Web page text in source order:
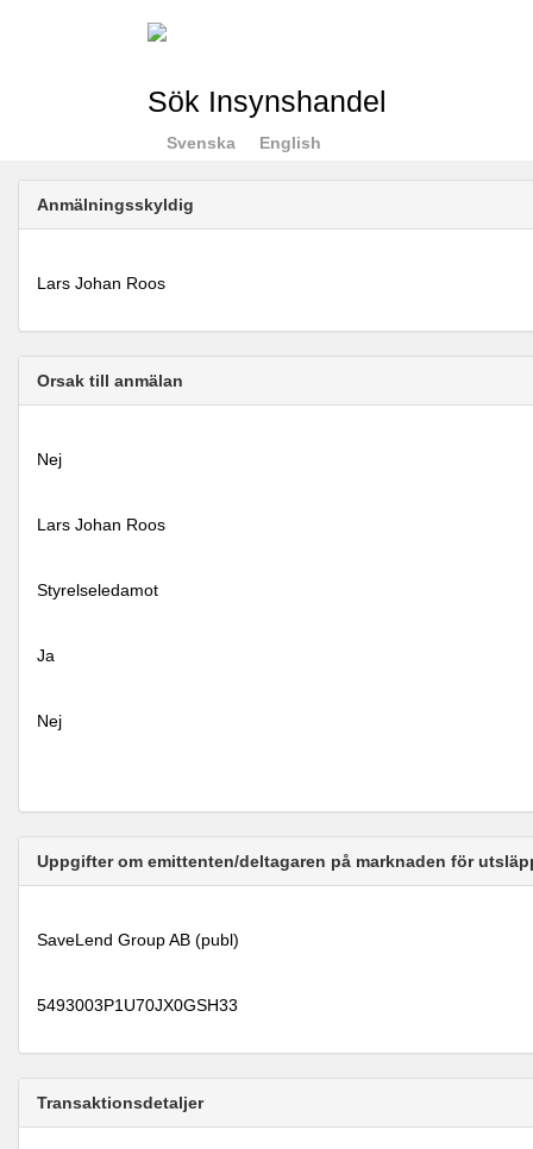
Sök Insynshandel
Svenska English
Anmälningsskyldig
Lars Johan Roos
Orsak till anmälan
Nej
Lars Johan Roos
Styrelseledamot
Ja
Nej
Uppgifter om emittenten/deltagaren på marknaden för
SaveLend Group AB (publ)
5493003P1U70JX0GSH33
Transaktionsdetaljer